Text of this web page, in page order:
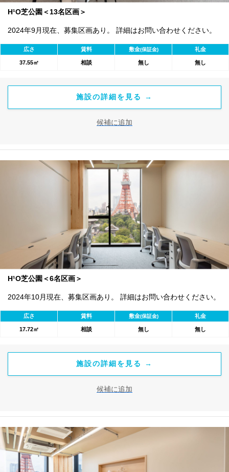
H¹O芝公園＜13名区画＞
2024年9月現在、募集区画あり。 詳細はお問い合わせください。
広さ 賃料 敷金(保証金) 礼金
37.55㎡ 相談 無し 無し
施設の詳細を見る →
候補に追加
H¹O芝公園＜6名区画＞
2024年10月現在、募集区画あり。 詳細はお問い合わせください。
広さ 賃料 敷金(保証金) 礼金
17.72㎡ 相談 無し 無し
施設の詳細を見る →
候補に追加